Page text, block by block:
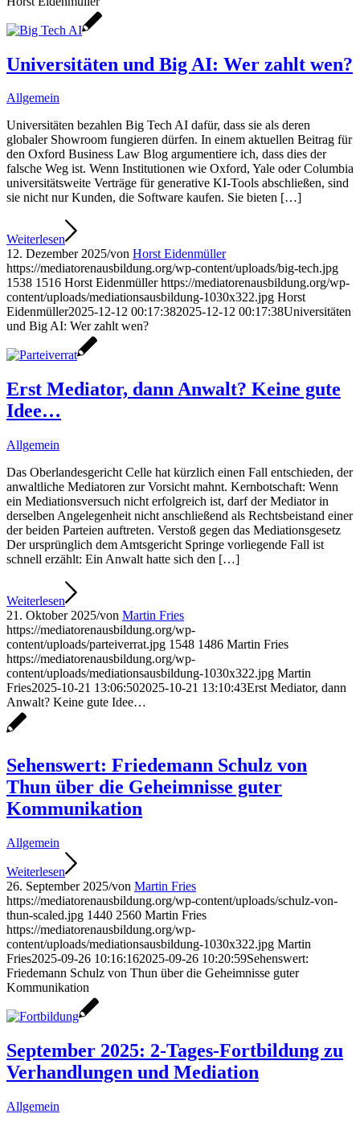
Universitäten und Big AI: Wer zahlt wen?
Allgemein
Universitäten bezahlen Big Tech AI dafür, dass sie als deren
globaler Showroom fungieren dürfen. In einem aktuellen Beitrag für
den Oxford Business Law Blog argumentiere ich, dass dies der
falsche Weg ist. Wenn Institutionen wie Oxford, Yale oder Columbia
universitätsweite Verträge für generative KI-Tools abschließen, sind
sie nicht nur Kunden, die Software kaufen. Sie bieten […]
Weiterlesen
12. Dezember 2025/von Horst Eidenmüller
https://mediatorenausbildung.org/wp-content/uploads/big-tech.jpg
1538 1516 Horst Eidenmüller https://mediatorenausbildung.org/wp-
content/uploads/mediationsausbildung-1030x322.jpg Horst
Eidenmüller2025-12-12 00:17:382025-12-12 00:17:38Universitäten
und Big AI: Wer zahlt wen?
Erst Mediator, dann Anwalt? Keine gute
Idee…
Allgemein
Das Oberlandesgericht Celle hat kürzlich einen Fall entschieden, der
anwaltliche Mediatoren zur Vorsicht mahnt. Kernbotschaft: Wenn
ein Mediationsversuch nicht erfolgreich ist, darf der Mediator in
derselben Angelegenheit nicht anschließend als Rechtsbeistand einer
der beiden Parteien auftreten. Verstoß gegen das Mediationsgesetz
Der ursprünglich dem Amtsgericht Springe vorliegende Fall ist
schnell erzählt: Ein Anwalt hatte sich den […]
Weiterlesen
21. Oktober 2025/von Martin Fries
https://mediatorenausbildung.org/wp-
content/uploads/parteiverrat.jpg 1548 1486 Martin Fries
https://mediatorenausbildung.org/wp-
content/uploads/mediationsausbildung-1030x322.jpg Martin
Fries2025-10-21 13:06:502025-10-21 13:10:43Erst Mediator, dann
Anwalt? Keine gute Idee…
Sehenswert: Friedemann Schulz von
Thun über die Geheimnisse guter
Kommunikation
Allgemein
Weiterlesen
26. September 2025/von Martin Fries
https://mediatorenausbildung.org/wp-content/uploads/schulz-von-
thun-scaled.jpg 1440 2560 Martin Fries
https://mediatorenausbildung.org/wp-
content/uploads/mediationsausbildung-1030x322.jpg Martin
Fries2025-09-26 10:16:162025-09-26 10:20:59Sehenswert:
Friedemann Schulz von Thun über die Geheimnisse guter
Kommunikation
September 2025: 2-Tages-Fortbildung zu
Verhandlungen und Mediation
Allgemein